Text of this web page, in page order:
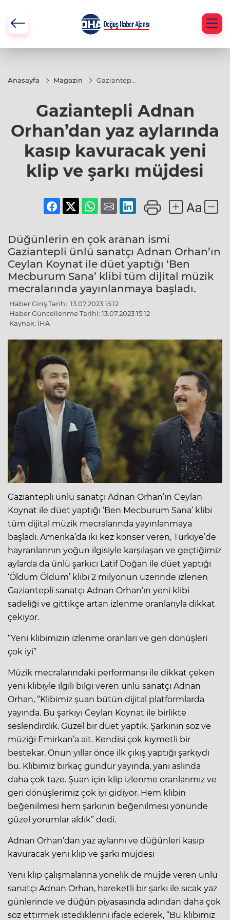
Anasayfa Magazin
Gaziantepli
yaz
aylarında
kasıp
kavuracak
yeni klip ve
şarkı
müjdesi
Gaziantepli Adnan
Orhan’dan yaz aylarında
kasıp kavuracak yeni
klip ve şarkı müjdesi
Düğünlerin en çok aranan ismi
Gaziantepli ünlü sanatçı Adnan Orhan’ın
Ceylan Koynat ile düet yaptığı ‘Ben
Mecburum Sana’ klibi tüm dijital müzik
mecralarında yayınlanmaya başladı.
Haber Giriş Tarihi: 13.07.2023 15:12
Haber Güncellenme Tarihi: 13.07.2023 15:12
Kaynak: İHA
Gaziantepli ünlü sanatçı Adnan Orhan’ın Ceylan
Koynat ile düet yaptığı ‘Ben Mecburum Sana’ klibi
tüm dijital müzik mecralarında yayınlanmaya
başladı. Amerika’da iki kez konser veren, Türkiye’de
hayranlarının yoğun ilgisiyle karşılaşan ve geçtiğimiz
aylarda da ünlü şarkıcı Latif Doğan ile düet yaptığı
‘Öldüm Öldüm’ klibi 2 milyonun üzerinde izlenen
Gaziantepli sanatçı Adnan Orhan’ın yeni klibi
sadeliği ve gittikçe artan izlenme oranlarıyla dikkat
çekiyor.
“Yeni klibimizin izlenme oranları ve geri dönüşleri
çok iyi”
Müzik mecralarındaki performansı ile dikkat çeken
yeni klibiyle ilgili bilgi veren ünlü sanatçı Adnan
Orhan, “Klibimiz şuan bütün dijital platformlarda
yayında. Bu şarkıyı Ceylan Koynat ile birlikte
seslendirdik. Güzel bir düet yaptık. Şarkının söz ve
müziği Emirkan’a ait. Kendisi çok kıymetli bir
bestekar. Onun yıllar önce ilk çıkış yaptığı şarkıydı
bu. Klibimiz birkaç gündür yayında, yani aslında
daha çok taze. Şuan için klip izlenme oranlarımız ve
geri dönüşlerimiz çok iyi gidiyor. Hem klibin
beğenilmesi hem şarkının beğenilmesi yönünde
güzel yorumlar aldık” dedi.
Adnan Orhan’dan yaz aylarını ve düğünleri kasıp
kavuracak yeni klip ve şarkı müjdesi
Yeni klip çalışmalarına yönelik de müjde veren ünlü
sanatçı Adnan Orhan, hareketli bir şarkı ile sıcak yaz
günlerinde ve düğün piyasasında adından daha çok
söz ettirmek istediklerini ifade ederek, “Bu klibimiz